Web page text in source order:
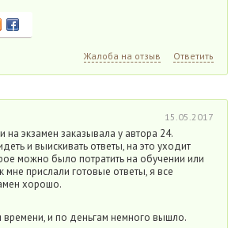
Жалоба на отзыв Ответить
15.05.2017
на экзамен заказывала у автора 24.
и выискивать ответы, на это уходит
можно было потратить на обучении или
мне прислали готовые ответы, я все
хорошо.
времени, и по деньгам немного вышло.